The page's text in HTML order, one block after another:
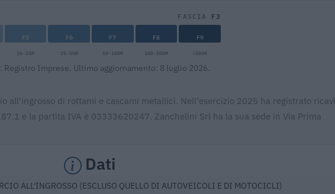
FASCIA F3
F5 F6 F7 F8 F9
10-25M 25-50M 50-100M 100-500M >500M
Imprese. Ultimo aggiornamento: 8 luglio 2026.
all'ingrosso di rottami e cascami metallici. Nell'esercizio 2025 ha registrato ricavi
e la partita IVA è 03333620247. Zanchelini Srl ha la sua sede in Via Prima
Dati
ALL'INGROSSO (ESCLUSO QUELLO DI AUTOVEICOLI E DI MOTOCICLI)